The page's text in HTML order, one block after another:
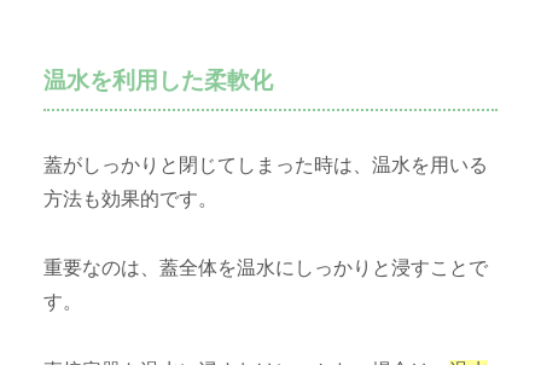
温水を利用した柔軟化
蓋がしっかりと閉じてしまった時は、温水を用いる
方法も効果的です。
重要なのは、蓋全体を温水にしっかりと浸すことで
す。